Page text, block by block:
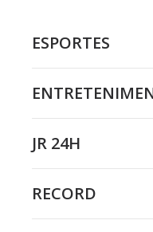
ESPORTES
JR 24H
RECORD